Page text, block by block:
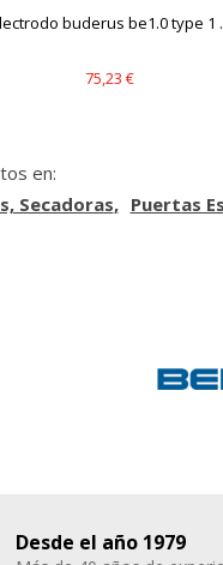
buderus be1.0 type 1
75,23 €
en:
Secadoras Puertas
Desde el año 1979